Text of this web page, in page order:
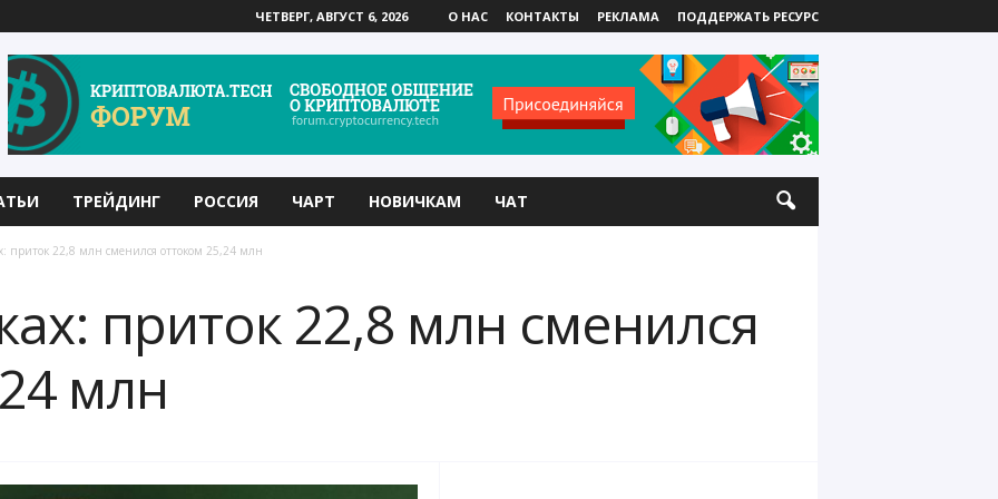
ЧЕТВЕРГ, АВГУСТ 6, 2026 О НАС КОНТАКТЫ РЕКЛАМА ПОДДЕРЖАТЬ РЕСУРС
ТРЕЙДИНГ РОССИЯ ЧАРТ НОВИЧКАМ ЧАТ
приток 22,8 млн сменился оттоком 25,24 млн
приток 22,8 млн сменился
млн